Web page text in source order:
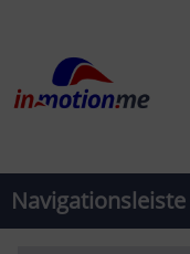
Navigationsleiste